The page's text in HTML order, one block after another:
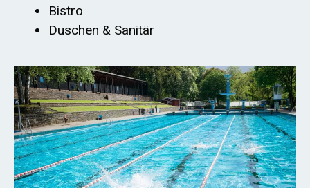
Bistro
Duschen & Sanitär